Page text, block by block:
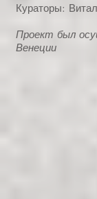
Кураторы:
Проект был
Венеции